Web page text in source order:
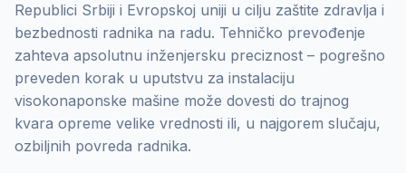
Republici Srbiji i Evropskoj uniji u cilju zaštite zdravlja i
bezbednosti radnika na radu. Tehničko prevođenje
zahteva apsolutnu inženjersku preciznost – pogrešno
preveden korak u uputstvu za instalaciju
visokonaponske mašine može dovesti do trajnog
kvara opreme velike vrednosti ili, u najgorem slučaju,
ozbiljnih povreda radnika.